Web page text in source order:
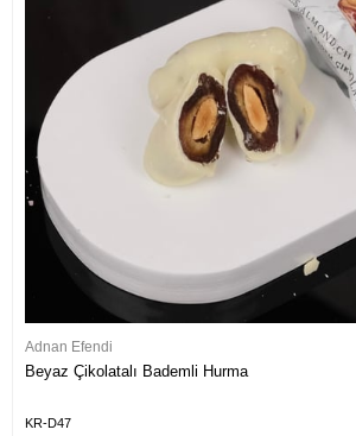
Adnan Efendi
Beyaz Çikolatalı Bademli Hurma
KR-D47